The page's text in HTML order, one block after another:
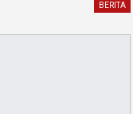
BERITA